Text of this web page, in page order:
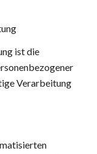
ist die
Verarbeitung